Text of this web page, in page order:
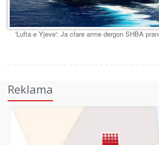
'Lufta e Yjeve': Ja cfare arme dergon SHBA
Reklama